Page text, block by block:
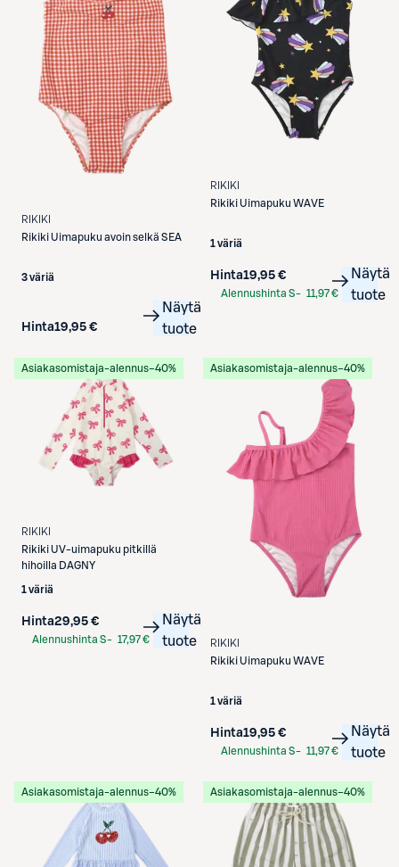
RIKIKI
RikikiUimapuku avoin selkä SEA
3 väriä
Hinta19,95 €
Näytä
tuote
RIKIKI
RikikiUimapuku WAVE
1 väriä
Hinta19,95 €
Alennushinta S- 11,97 €
Näytä
tuote
Asiakasomistaja-alennus−40%
RIKIKI
RikikiUV-uimapuku pitkillä
hihoilla DAGNY
1 väriä
Hinta29,95 €
Alennushinta S- 17,97 €
Näytä
tuote
Asiakasomistaja-alennus−40%
RIKIKI
RikikiUimapuku WAVE
1 väriä
Hinta19,95 €
Alennushinta S- 11,97 €
Näytä
tuote
Asiakasomistaja-alennus−40% Asiakasomistaja-alennus−40%